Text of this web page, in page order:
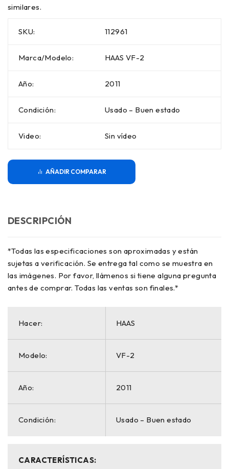
similares.
SKU: 112961
Marca/Modelo: HAAS VF-2
Año: 2011
Condición: Usado – Buen estado
Video: Sin vídeo
COMPARAR
DESCRIPCIÓN
*Todas las especificaciones son aproximadas y están
sujetas a verificación. Se entrega tal como se muestra en
las imágenes. Por favor, llámenos si tiene alguna pregunta
antes de comprar. Todas las ventas son finales.*
Hacer: HAAS
Modelo: VF-2
Año: 2011
Condición: Usado – Buen estado
CARACTERÍSTICAS: